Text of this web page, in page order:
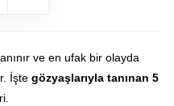
ve en ufak bir olayda
İşte gözyaşlarıyla tanınan 5